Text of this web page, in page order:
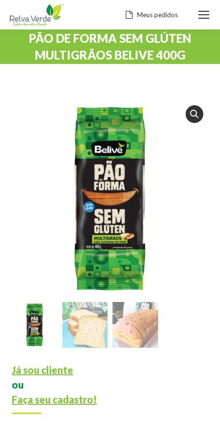
Meus pedidos
PÃO DE FORMA SEM GLÚTEN
MULTIGRÃOS BELIVE 400G
Já sou cliente
ou
Faça seu cadastro!